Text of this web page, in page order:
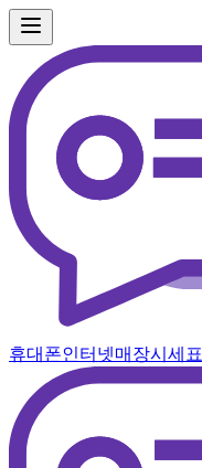
휴대폰인터넷매장시세표